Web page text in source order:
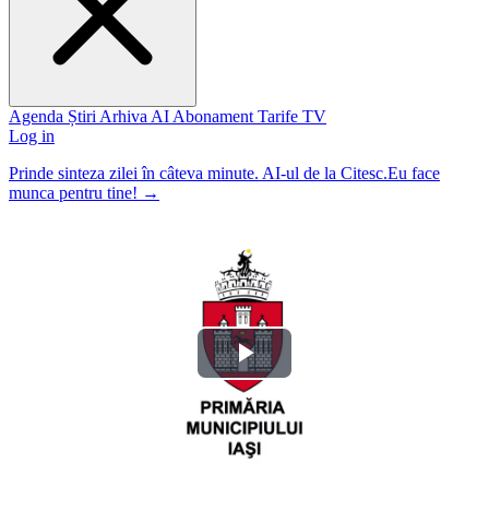
Agenda Știri Arhiva AI Abonament Tarife TV
Log in
Prinde sinteza zilei în câteva minute. AI-ul de la Citesc.Eu face
munca pentru tine! →
Play
Video